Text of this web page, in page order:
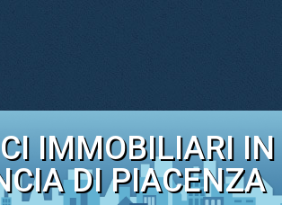
IMMOBILIARI IN
DI PIACENZA